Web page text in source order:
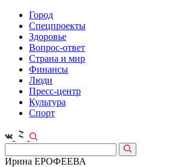
Город
Спецпроекты
Здоровье
Вопрос-ответ
Страна и мир
Финансы
Люди
Пресс-центр
Культура
Спорт
Ирина ЕРОФЕЕВА